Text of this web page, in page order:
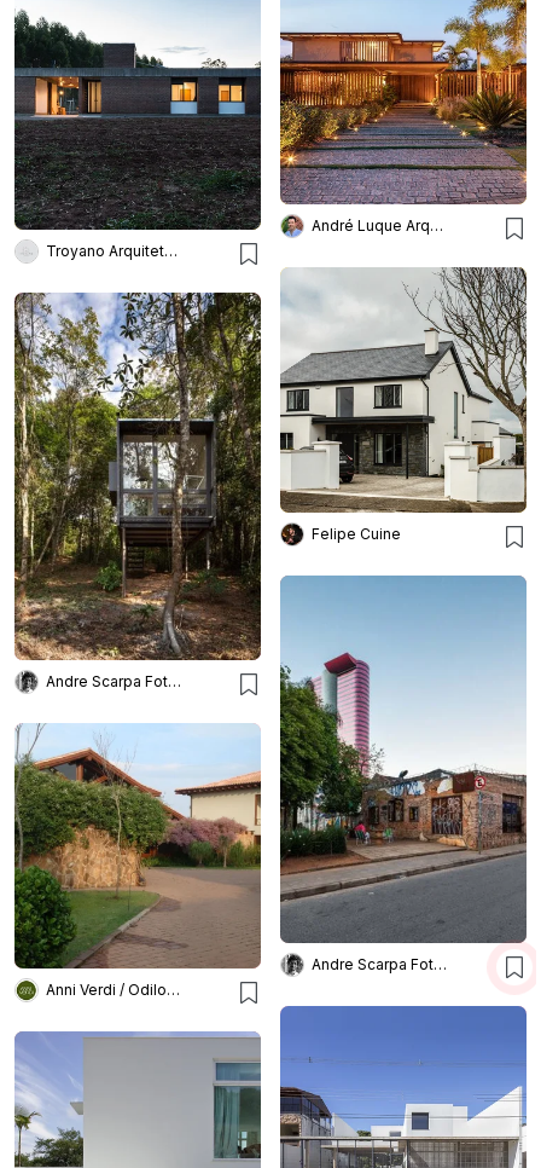
André Luque Arquitetura
Troyano Arquitetura
Felipe Cuine
Andre Scarpa Fotografia
Andre Scarpa Fotografia
Anni Verdi / Odilon Claro